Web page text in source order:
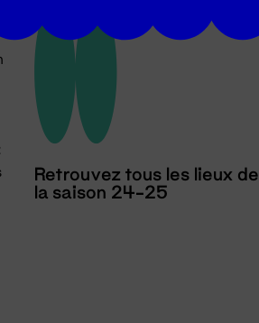
Retrouvez tous les lieux de
la saison 24-25